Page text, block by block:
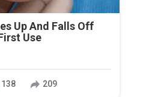
Up And Falls Off
Use
138 209